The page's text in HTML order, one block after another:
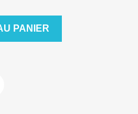
PANIER